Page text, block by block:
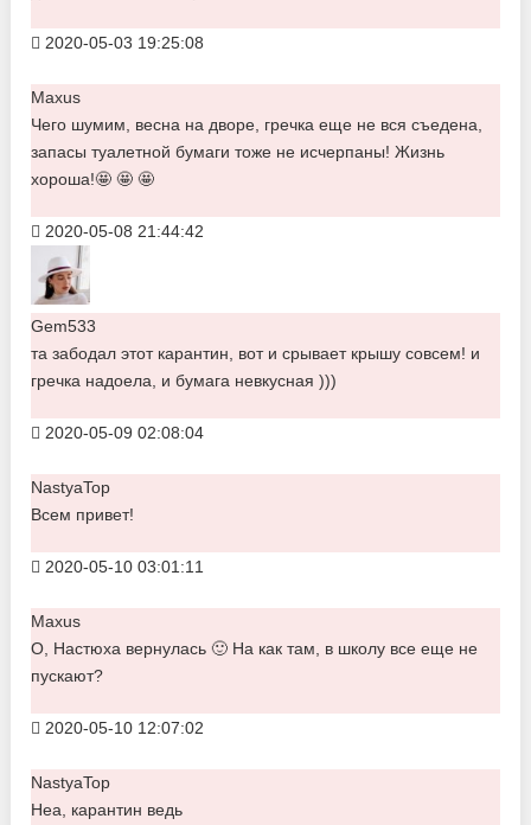
2020-05-03 19:25:08
Maxus
Чего шумим, весна на дворе, гречка еще не вся съедена,
запасы туалетной бумаги тоже не исчерпаны! Жизнь
хороша!🤩 🤩 🤩
2020-05-08 21:44:42
Gem533
та забодал этот карантин, вот и срывает крышу совсем! и
гречка надоела, и бумага невкусная )))
2020-05-09 02:08:04
NastyaTop
Всем привет!
2020-05-10 03:01:11
Maxus
О, Настюха вернулась 🙂 На как там, в школу все еще не
пускают?
2020-05-10 12:07:02
NastyaTop
Неа, карантин ведь